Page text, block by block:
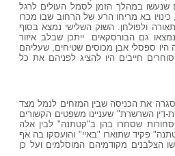
שנעשו במהלך הזמן לסמל העולים לרגל
בא מריחו הרע של הרחוב שבו מכרו
ולפולחן. השוק השלישי נמצא בסוף
גם הבורסקאים. ייתכן שבלב איזור
ספסלי אבן מכוסים שטיחים, שעליהם
חייבים היו להציג לפניהם את כל
את הכניסה שבין המזחים לנמל מצד
דין השרשרת" שעניינו משפטים הקשורים
שסחרו בהן ב"קטתנה" לבין אלה
פקיד שתוארו "באיי" והועסקו בה אף
הצלבנים מקודמיהם המוסלמים ועל כן